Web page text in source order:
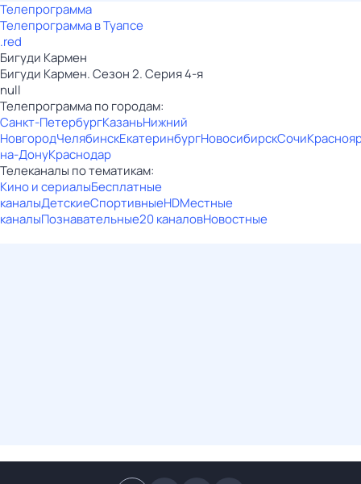
Телепрограмма
Телепрограмма в Туапсе
.red
Бигуди Кармен
Бигуди Кармен. Сезон 2. Серия 4-я
null
Телепрограмма по городам:
Санкт-ПетербургКазаньНижний
НовгородЧелябинскЕкатеринбургНовосибирскСочи
на-ДонуКраснодар
Телеканалы по тематикам:
Кино и сериалыБесплатные
каналыДетскиеСпортивныеHDМестные
каналыПознавательные20 каналовНовостные